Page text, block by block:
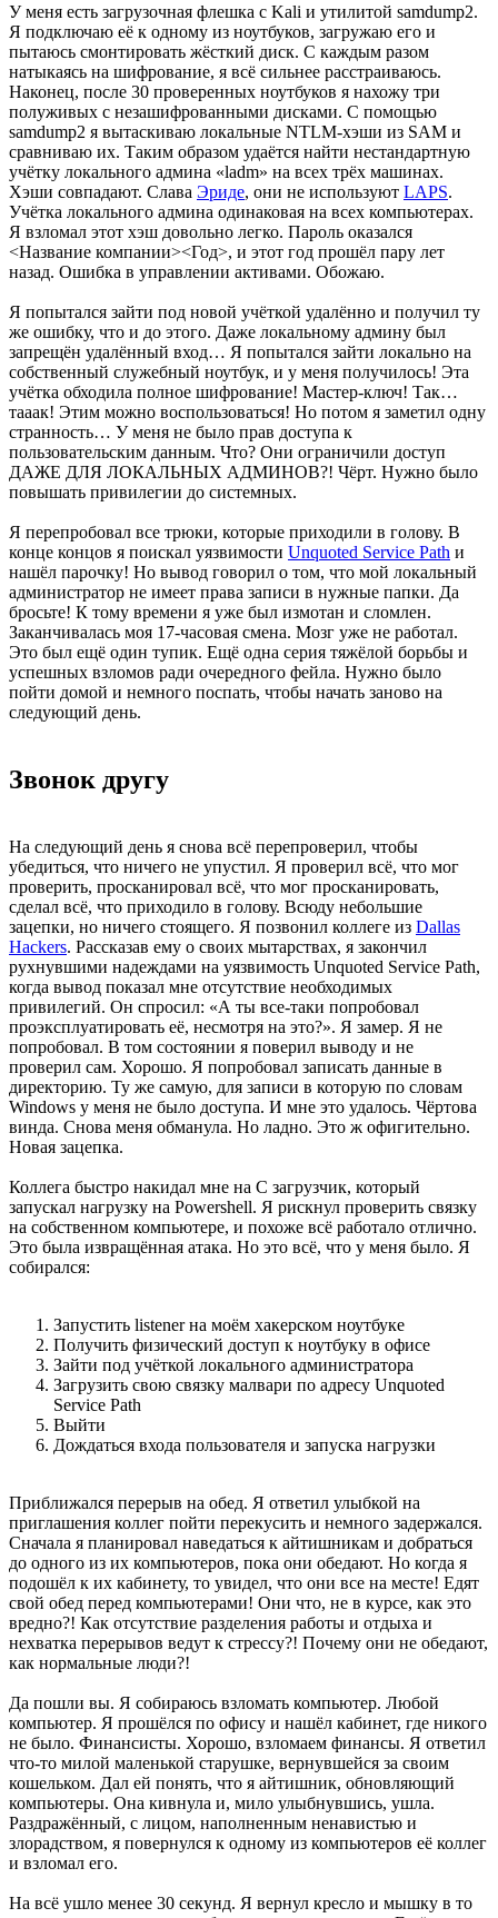
У меня есть загрузочная флешка с Kali и утилитой samdump2.
Я подключаю её к одному из ноутбуков, загружаю его и
пытаюсь смонтировать жёсткий диск. С каждым разом
натыкаясь на шифрование, я всё сильнее расстраиваюсь.
Наконец, после 30 проверенных ноутбуков я нахожу три
полуживых с незашифрованными дисками. С помощью
samdump2 я вытаскиваю локальные NTLM-хэши из SAM и
сравниваю их. Таким образом удаётся найти нестандартную
учётку локального админа «ladm» на всех трёх машинах.
Хэши совпадают. Слава Эриде, они не используют LAPS.
Учётка локального админа одинаковая на всех компьютерах.
Я взломал этот хэш довольно легко. Пароль оказался
<Название компании><Год>, и этот год прошёл пару лет
назад. Ошибка в управлении активами. Обожаю.
Я попытался зайти под новой учёткой удалённо и получил ту
же ошибку, что и до этого. Даже локальному админу был
запрещён удалённый вход… Я попытался зайти локально на
собственный служебный ноутбук, и у меня получилось! Эта
учётка обходила полное шифрование! Мастер-ключ! Так…
тааак! Этим можно воспользоваться! Но потом я заметил одну
странность… У меня не было прав доступа к
пользовательским данным. Что? Они ограничили доступ
ДАЖЕ ДЛЯ ЛОКАЛЬНЫХ АДМИНОВ?! Чёрт. Нужно было
повышать привилегии до системных.
Я перепробовал все трюки, которые приходили в голову. В
конце концов я поискал уязвимости Unquoted Service Path и
нашёл парочку! Но вывод говорил о том, что мой локальный
администратор не имеет права записи в нужные папки. Да
бросьте! К тому времени я уже был измотан и сломлен.
Заканчивалась моя 17-часовая смена. Мозг уже не работал.
Это был ещё один тупик. Ещё одна серия тяжёлой борьбы и
успешных взломов ради очередного фейла. Нужно было
пойти домой и немного поспать, чтобы начать заново на
следующий день.
Звонок другу
На следующий день я снова всё перепроверил, чтобы
убедиться, что ничего не упустил. Я проверил всё, что мог
проверить, просканировал всё, что мог просканировать,
сделал всё, что приходило в голову. Всюду небольшие
зацепки, но ничего стоящего. Я позвонил коллеге из Dallas
Hackers. Рассказав ему о своих мытарствах, я закончил
рухнувшими надеждами на уязвимость Unquoted Service Path,
когда вывод показал мне отсутствие необходимых
привилегий. Он спросил: «А ты все-таки попробовал
проэксплуатировать её, несмотря на это?». Я замер. Я не
попробовал. В том состоянии я поверил выводу и не
проверил сам. Хорошо. Я попробовал записать данные в
директорию. Ту же самую, для записи в которую по словам
Windows у меня не было доступа. И мне это удалось. Чёртова
винда. Снова меня обманула. Но ладно. Это ж офигительно.
Новая зацепка.
Коллега быстро накидал мне на C загрузчик, который
запускал нагрузку на Powershell. Я рискнул проверить связку
на собственном компьютере, и похоже всё работало отлично.
Это была извращённая атака. Но это всё, что у меня было. Я
собирался:
Запустить listener на моём хакерском ноутбуке
Получить физический доступ к ноутбуку в офисе
Зайти под учёткой локального администратора
Загрузить свою связку малвари по адресу Unquoted
Service Path
Выйти
Дождаться входа пользователя и запуска нагрузки
Приближался перерыв на обед. Я ответил улыбкой на
приглашения коллег пойти перекусить и немного задержался.
Сначала я планировал наведаться к айтишникам и добраться
до одного из их компьютеров, пока они обедают. Но когда я
подошёл к их кабинету, то увидел, что они все на месте! Едят
свой обед перед компьютерами! Они что, не в курсе, как это
вредно?! Как отсутствие разделения работы и отдыха и
нехватка перерывов ведут к стрессу?! Почему они не обедают,
как нормальные люди?!
Да пошли вы. Я собираюсь взломать компьютер. Любой
компьютер. Я прошёлся по офису и нашёл кабинет, где никого
не было. Финансисты. Хорошо, взломаем финансы. Я ответил
что-то милой маленькой старушке, вернувшейся за своим
кошельком. Дал ей понять, что я айтишник, обновляющий
компьютеры. Она кивнула и, мило улыбнувшись, ушла.
Раздражённый, с лицом, наполненным ненавистью и
злорадством, я повернулся к одному из компьютеров её коллег
и взломал его.
На всё ушло менее 30 секунд. Я вернул кресло и мышку в то